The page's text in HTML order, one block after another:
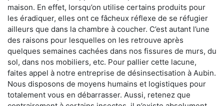
maison. En effet, lorsqu’on utilise certains produits pour
les éradiquer, elles ont ce fâcheux réflexe de se réfugier
ailleurs que dans la chambre à coucher. C’est autant l’une
des raisons pour lesquelles on les retrouve après
quelques semaines cachées dans nos fissures de murs, du
sol, dans nos mobiliers, etc. Pour pallier cette lacune,
faites appel à notre entreprise de désinsectisation à Aubin.
Nous disposons de moyens humains et logistiques pour
totalement vous en débarrasser. Aussi, retenez que